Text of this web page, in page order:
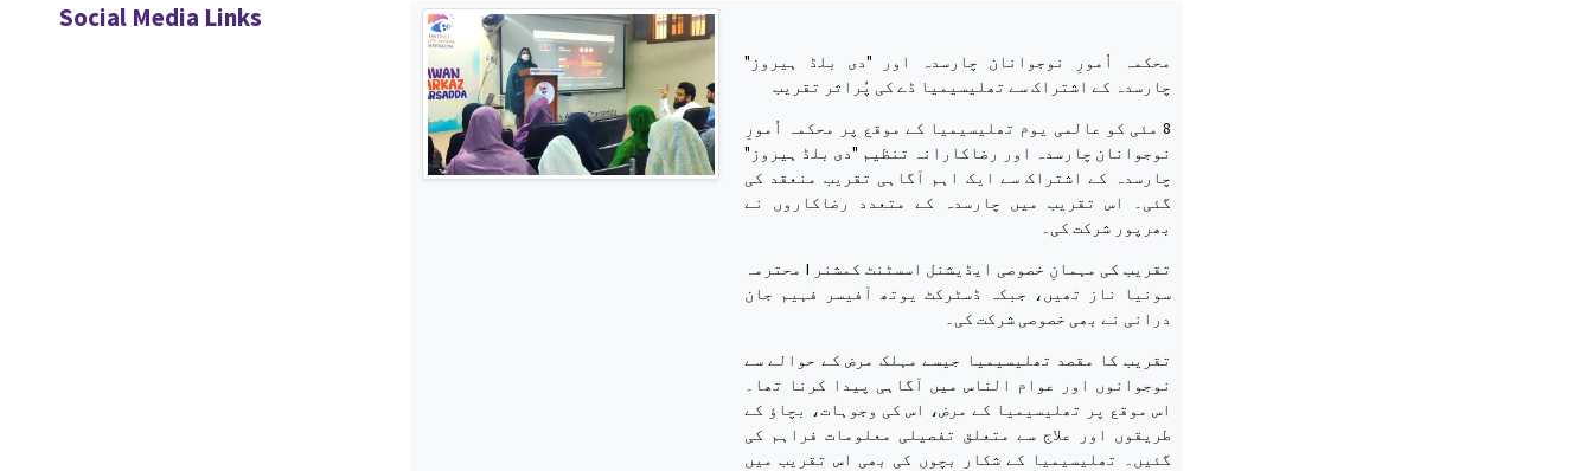
Social Media Links
محکمہ اُمورِ نوجوانان چارسدہ اور "دی بلڈ ہیروز"
چارسدہ کے اشتراک سے تھلیسیمیا ڈے کی پُراثر تقریب
8 مئی کو عالمی یوم تھلیسیمیا کے موقع پر محکمہ اُمورِ
نوجوانان چارسدہ اور رضاکارانہ تنظیم "دی بلڈ ہیروز"
چارسدہ کے اشتراک سے ایک اہم آگاہی تقریب منعقد کی
گئی۔ اس تقریب میں چارسدہ کے متعدد رضاکاروں نے
بھرپور شرکت کی۔
تقریب کی مہمانِ خصوصی ایڈیشنل اسسٹنٹ کمشنر I محترمہ
سونیا ناز تھیں، جبکہ ڈسٹرکٹ یوتھ آفیسر فہیم جان
درانی نے بھی خصوصی شرکت کی۔
تقریب کا مقصد تھلیسیمیا جیسے مہلک مرض کے حوالے سے
نوجوانوں اور عوام الناس میں آگاہی پیدا کرنا تھا۔
اس موقع پر تھلیسیمیا کے مرض، اس کی وجوہات، بچاؤ کے
طریقوں اور علاج سے متعلق تفصیلی معلومات فراہم کی
گئیں۔ تھلیسیمیا کے شکار بچوں کی بھی اس تقریب میں